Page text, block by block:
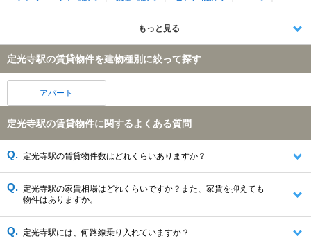
もっと見る
定光寺駅の賃貸物件を建物種別に絞って探す
アパート
定光寺駅の賃貸物件に関するよくある質問
定光寺駅の賃貸物件数はどれくらいありますか？
定光寺駅の家賃相場はどれくらいですか？また、家賃を抑えても
物件はありますか。
定光寺駅には、何路線乗り入れていますか？